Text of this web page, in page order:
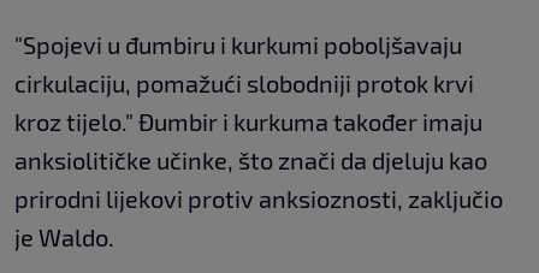
"Spojevi u đumbiru i kurkumi poboljšavaju
cirkulaciju, pomažući slobodniji protok krvi
kroz tijelo." Đumbir i kurkuma također imaju
anksiolitičke učinke, što znači da djeluju kao
prirodni lijekovi protiv anksioznosti, zaključio
je Waldo.